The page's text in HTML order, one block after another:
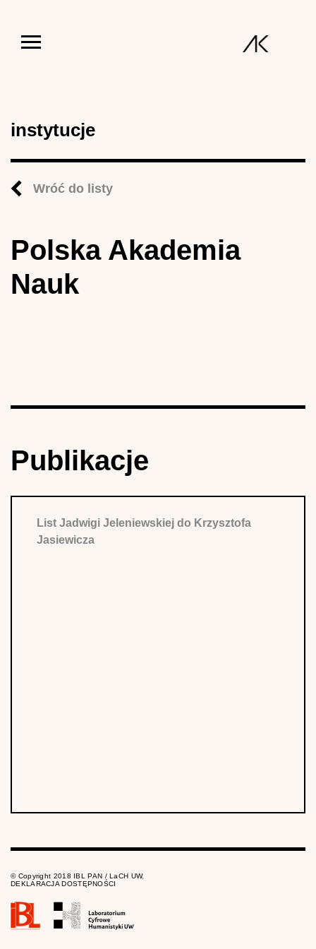
instytucje
Wróć do listy
Polska Akademia
Nauk
Publikacje
List Jadwigi Jeleniewskiej do Krzysztofa
Jasiewicza
© Copyright 2018 IBL PAN / LaCH UW.
DEKLARACJA DOSTĘPNOŚCI